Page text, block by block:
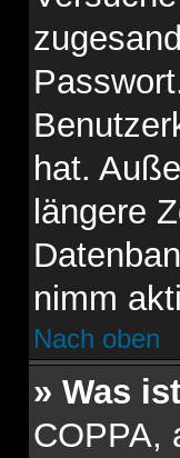
hat.
längere
nimm
Nach oben
» Was
COPPA,